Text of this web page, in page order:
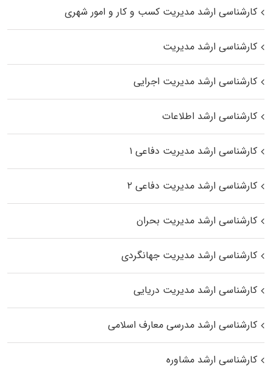
کارشناسی ارشد مدیریت کسب و کار و امور شهری
کارشناسی ارشد مدیریت
کارشناسی ارشد مدیریت اجرایی
کارشناسی ارشد اطلاعات
کارشناسی ارشد مدیریت دفاعی ۱
کارشناسی ارشد مدیریت دفاعی ۲
کارشناسی ارشد مدیریت بحران
کارشناسی ارشد مدیریت جهانگردی
کارشناسی ارشد مدیریت دریایی
کارشناسی ارشد مدرسی معارف اسلامی
کارشناسی ارشد مشاوره